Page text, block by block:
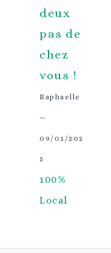
deux
pas de
chez
vous !
Raphaelle
—
09/01/202
5
100%
Local